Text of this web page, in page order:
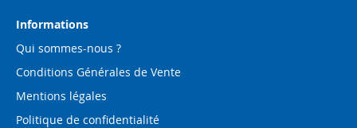
d’information
Informations
Qui sommes-nous ?
Conditions Générales de Vente
Mentions légales
Politique de confidentialité